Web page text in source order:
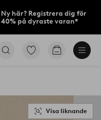
Ny här? Registrera dig för
40% på dyraste varan*
Gå
Gå
Visa liknande